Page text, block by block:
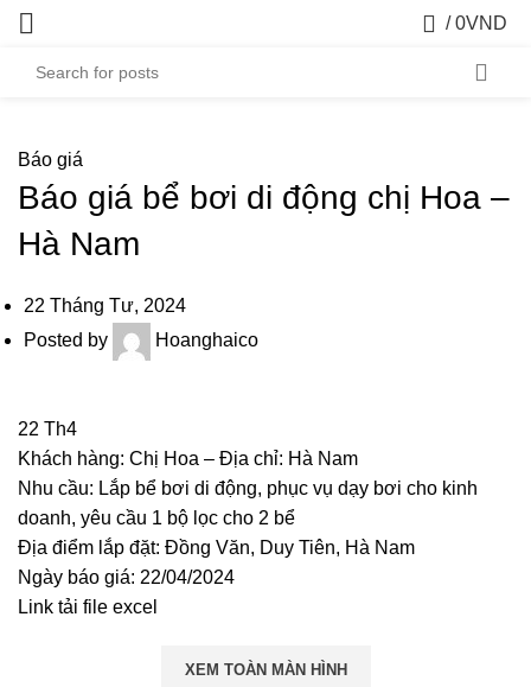
/ 0VND
Báo giá
Báo giá bể bơi di động chị Hoa –
Hà Nam
22 Tháng Tư, 2024
Posted by
Hoanghaico
22 Th4
Khách hàng: Chị Hoa – Địa chỉ: Hà Nam
Nhu cầu: Lắp bể bơi di động, phục vụ dạy bơi cho kinh
doanh, yêu cầu 1 bộ lọc cho 2 bể
Địa điểm lắp đặt: Đồng Văn, Duy Tiên, Hà Nam
Ngày báo giá: 22/04/2024
Link tải file excel
XEM TOÀN MÀN HÌNH